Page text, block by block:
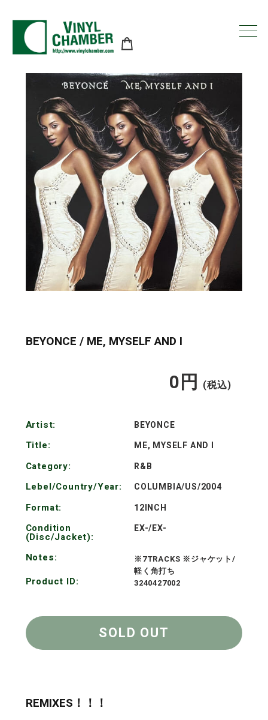
BEYONCE / ME, MYSELF AND I
0円 (税込)
Artist: BEYONCE
Title: ME, MYSELF AND I
Category: R&B
Lebel/Country/Year: COLUMBIA/US/2004
Format: 12INCH
Condition
(Disc/Jacket):
EX-/EX-
Notes:
※7TRACKS ※ジャケット/
軽く角打ち
Product ID: 3240427002
SOLD OUT
REMIXES！！！